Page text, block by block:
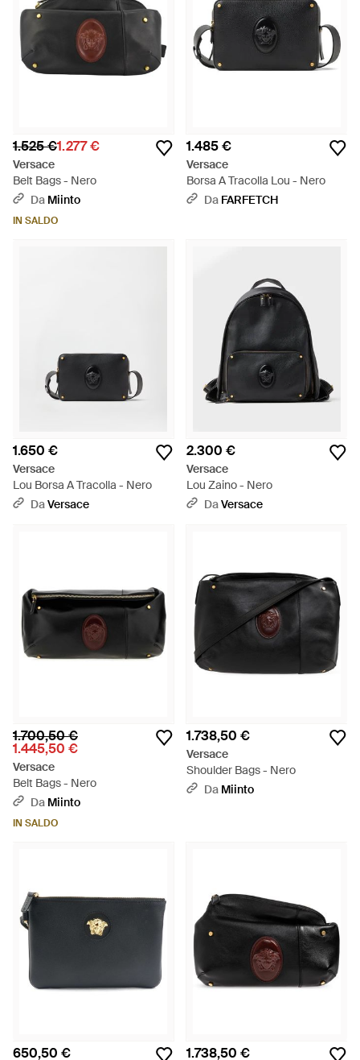
1.525 €1.277 €
Versace
Belt Bags - Nero
Da Miinto
IN SALDO
1.485 €
Versace
Borsa A Tracolla Lou - Nero
Da FARFETCH
1.650 €
Versace
Lou Borsa A Tracolla - Nero
DaVersace
2.300 €
Versace
Lou Zaino - Nero
DaVersace
1.700,50 €
1.445,50 €
Versace
Belt Bags - Nero
Da Miinto
IN SALDO
1.738,50 €
Versace
Shoulder Bags - Nero
Da Miinto
650,50 € 1.738,50 €